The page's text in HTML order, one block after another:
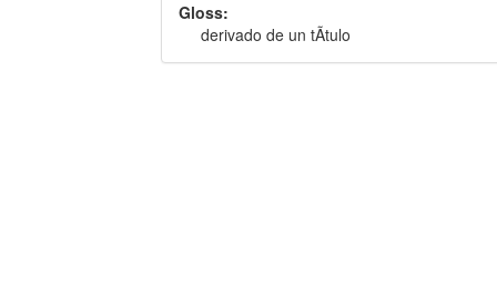
Gloss:
derivado de un tÃ­tulo